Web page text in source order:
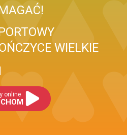
WIELKIE
online